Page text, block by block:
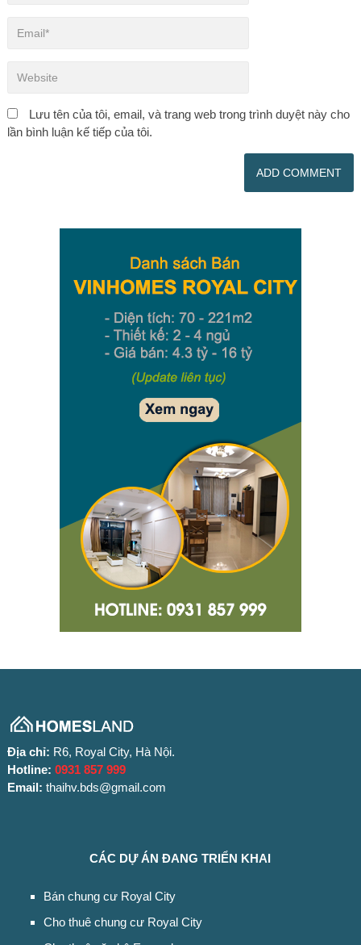
Lưu tên của tôi, email, và trang web trong trình duyệt này cho
lần bình luận kế tiếp của tôi.
Địa chỉ: R6, Royal City, Hà Nội.
Hotline: 0931 857 999
Email: thaihv.bds@gmail.com
CÁC DỰ ÁN ĐANG TRIỂN KHAI
Bán chung cư Royal City
Cho thuê chung cư Royal City